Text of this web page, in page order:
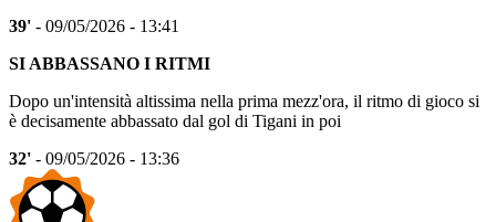
39' - 09/05/2026 - 13:41
SI ABBASSANO I RITMI
Dopo un'intensità altissima nella prima mezz'ora, il ritmo di gioco si
è decisamente abbassato dal gol di Tigani in poi
32' - 09/05/2026 - 13:36